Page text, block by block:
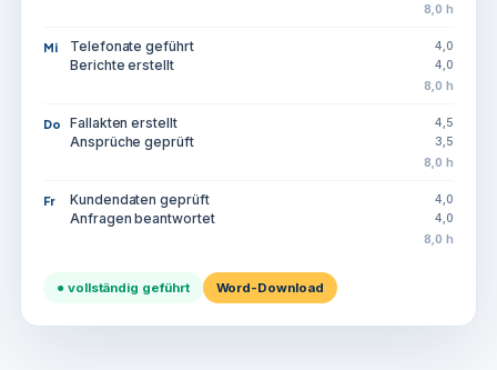
8,0 h
Mi Telefonate geführt 4,0
Berichte erstellt 4,0
8,0 h
Do Fallakten erstellt 4,5
Ansprüche geprüft 3,5
8,0 h
Fr Kundendaten geprüft 4,0
Anfragen beantwortet 4,0
8,0 h
● vollständig geführt Word-Download